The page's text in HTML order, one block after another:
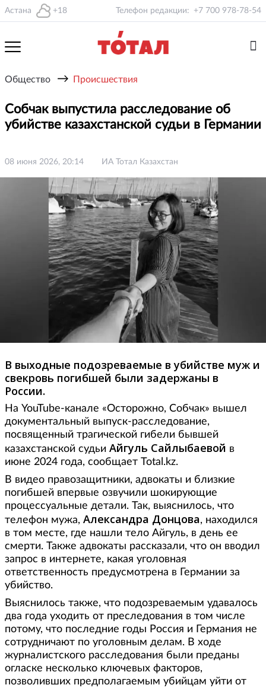
Астана +18 Телефон редакции: +7 700 978-78-54
Общество → Происшествия
Собчак выпустила расследование об
убийстве казахстанской судьи в Германии
08 июня 2026, 20:14 ИА Тотал Казахстан
В выходные подозреваемые в убийстве муж и
свекровь погибшей были задержаны в
России.
На YouTube-канале «Осторожно, Собчак» вышел
документальный выпуск-расследование,
посвященный трагической гибели бывшей
казахстанской судьи Айгуль Сайлыбаевой в
июне 2024 года, сообщает Total.kz.
В видео правозащитники, адвокаты и близкие
погибшей впервые озвучили шокирующие
процессуальные детали. Так, выяснилось, что
телефон мужа, Александра Донцова, находился
в том месте, где нашли тело Айгуль, в день ее
смерти. Также адвокаты рассказали, что он вводил
запрос в интернете, какая уголовная
ответственность предусмотрена в Германии за
убийство.
Выяснилось также, что подозреваемым удавалось
два года уходить от преследования в том числе
потому, что последние годы Россия и Германия не
сотрудничают по уголовным делам. В ходе
журналистского расследования были преданы
огласке несколько ключевых факторов,
позволивших предполагаемым убийцам уйти от